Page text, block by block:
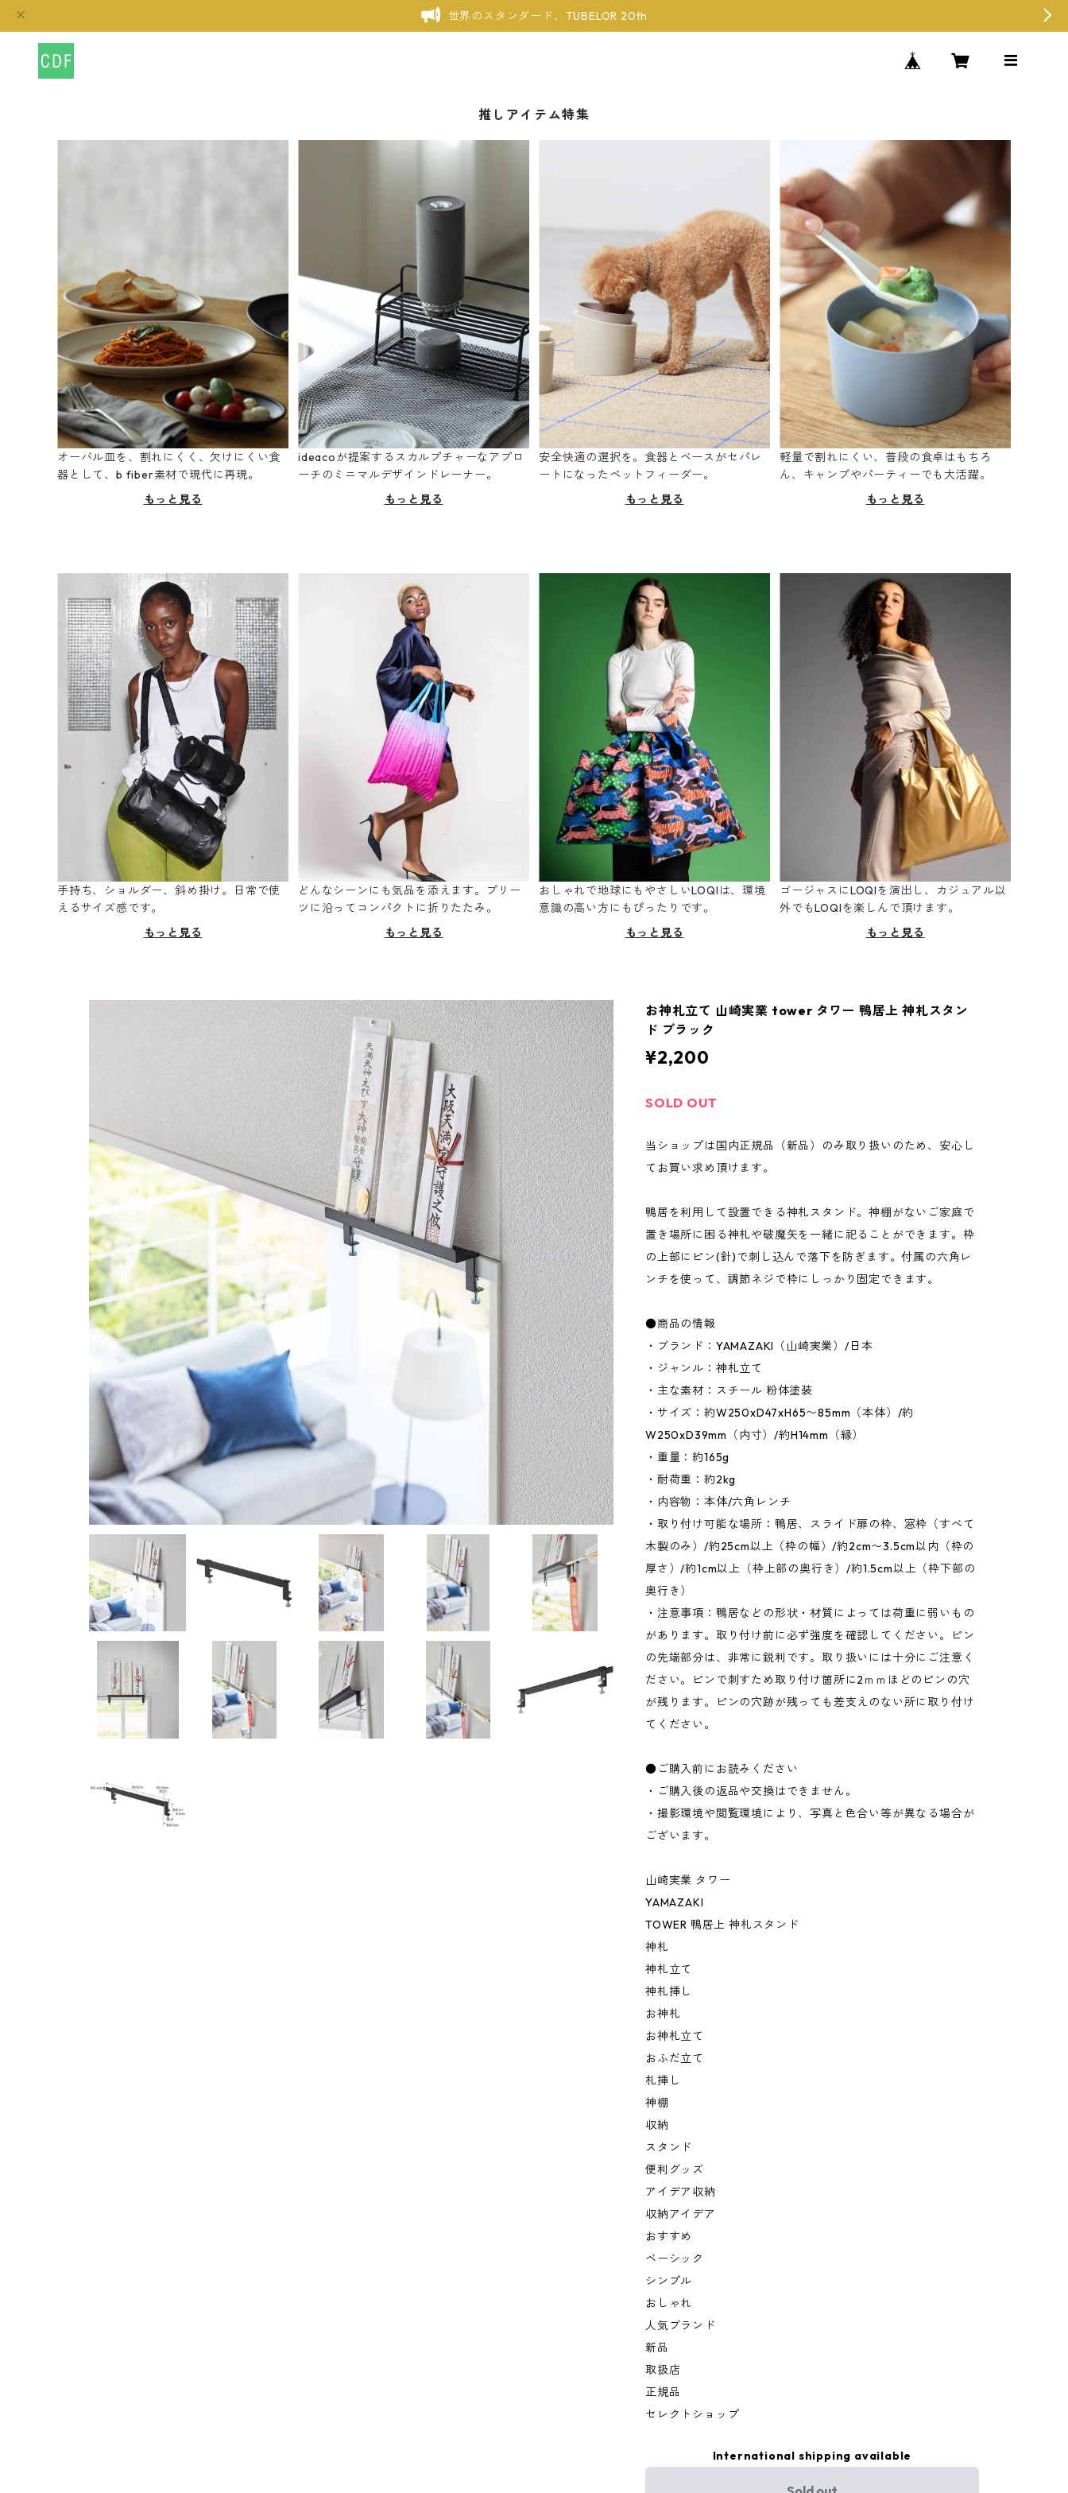
世界のスタンダード、TUBELOR 20th
推しアイテム特集
オーバル皿を、割れにくく、欠けにくい食
器として、b fiber素材で現代に再現。
もっと見る
ideacoが提案するスカルプチャーなアプロ
ーチのミニマルデザインドレーナー。
もっと見る
安全快適の選択を。食器とベースがセパレ
ートになったペットフィーダー。
もっと見る
軽量で割れにくい、普段の食卓はもちろ
ん、キャンプやパーティーでも大活躍。
もっと見る
手持ち、ショルダー、斜め掛け。日常で使
えるサイズ感です。
もっと見る
どんなシーンにも気品を添えます。プリー
ツに沿ってコンパクトに折りたたみ。
もっと見る
おしゃれで地球にもやさしいLOQIは、環境
意識の高い方にもぴったりです。
もっと見る
ゴージャスにLOQIを演出し、カジュアル以
外でもLOQIを楽しんで頂けます。
もっと見る
お神札立て 山崎実業 tower タワー 鴨居上 神札スタン
ド ブラック
¥2,200
SOLD OUT
当ショップは国内正規品（新品）のみ取り扱いのため、安心し
てお買い求め頂けます。
鴨居を利用して設置できる神札スタンド。神棚がないご家庭で
置き場所に困る神札や破魔矢を一緒に祀ることができます。枠
の上部にピン(針)で刺し込んで落下を防ぎます。付属の六角レ
ンチを使って、調節ネジで枠にしっかり固定できます。
●商品の情報
・ブランド：YAMAZAKI（山崎実業）/日本
・ジャンル：神札立て
・主な素材：スチール 粉体塗装
・サイズ：約W250xD47xH65〜85mm（本体）/約
W250xD39mm（内寸）/約H14mm（縁）
・重量：約165g
・耐荷重：約2kg
・内容物：本体/六角レンチ
・取り付け可能な場所：鴨居、スライド扉の枠、窓枠（すべて
木製のみ）/約25cm以上（枠の幅）/約2cm〜3.5cm以内（枠の
厚さ）/約1cm以上（枠上部の奥行き）/約1.5cm以上（枠下部の
奥行き）
・注意事項：鴨居などの形状・材質によっては荷重に弱いもの
があります。取り付け前に必ず強度を確認してください。ピン
の先端部分は、非常に鋭利です。取り扱いには十分にご注意く
ださい。ピンで刺すため取り付け箇所に2ｍｍほどのピンの穴
が残ります。ピンの穴跡が残っても差支えのない所に取り付け
てください。
●ご購入前にお読みください
・ご購入後の返品や交換はできません。
・撮影環境や閲覧環境により、写真と色合い等が異なる場合が
ございます。
山崎実業 タワー
YAMAZAKI
TOWER 鴨居上 神札スタンド
神札
神札立て
神札挿し
お神札
お神札立て
おふだ立て
札挿し
神棚
収納
スタンド
便利グッズ
アイデア収納
収納アイデア
おすすめ
ベーシック
シンプル
おしゃれ
人気ブランド
新品
取扱店
正規品
セレクトショップ
International shipping available